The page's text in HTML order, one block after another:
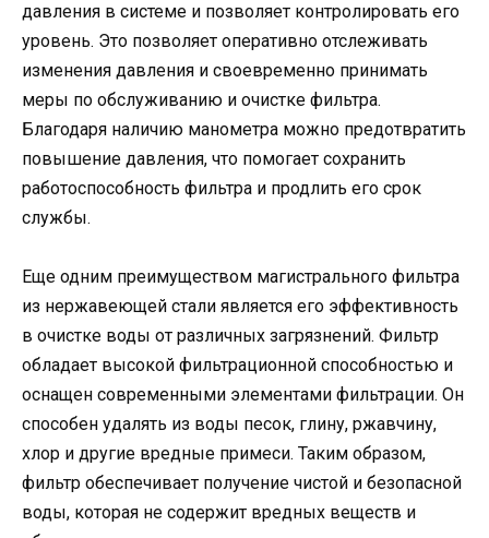
давления в системе и позволяет контролировать его
уровень. Это позволяет оперативно отслеживать
изменения давления и своевременно принимать
меры по обслуживанию и очистке фильтра.
Благодаря наличию манометра можно предотвратить
повышение давления, что помогает сохранить
работоспособность фильтра и продлить его срок
службы.
Еще одним преимуществом магистрального фильтра
из нержавеющей стали является его эффективность
в очистке воды от различных загрязнений. Фильтр
обладает высокой фильтрационной способностью и
оснащен современными элементами фильтрации. Он
способен удалять из воды песок, глину, ржавчину,
хлор и другие вредные примеси. Таким образом,
фильтр обеспечивает получение чистой и безопасной
воды, которая не содержит вредных веществ и